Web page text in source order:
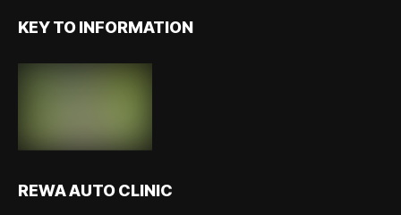
KEY TO INFORMATION
REWA AUTO CLINIC